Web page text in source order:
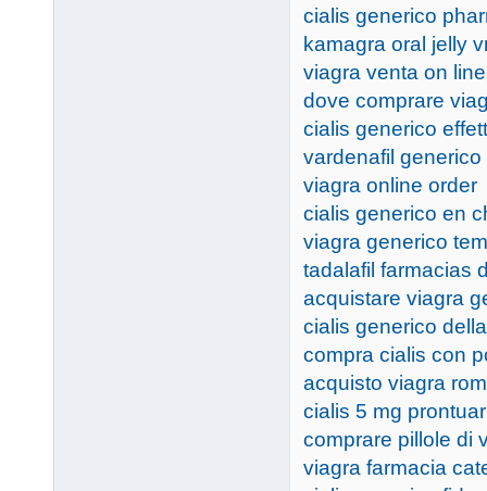
cialis generico
kamagra oral jelly
viagra venta on
dove comprare
cialis generico
vardenafil generico
viagra online order
cialis generico en
viagra generico
tadalafil farmacias
acquistare viagra
cialis generico
compra cialis con
acquisto viagra
cialis 5 mg
comprare pillole di
viagra farmacia